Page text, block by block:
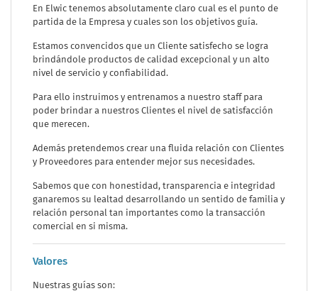
En Elwic tenemos absolutamente claro cual es el punto de
partida de la Empresa y cuales son los objetivos guía.
Estamos convencidos que un Cliente satisfecho se logra
brindándole productos de calidad excepcional y un alto
nivel de servicio y confiabilidad.
Para ello instruimos y entrenamos a nuestro staff para
poder brindar a nuestros Clientes el nivel de satisfacción
que merecen.
Además pretendemos crear una fluida relación con Clientes
y Proveedores para entender mejor sus necesidades.
Sabemos que con honestidad, transparencia e integridad
ganaremos su lealtad desarrollando un sentido de familia y
relación personal tan importantes como la transacción
comercial en si misma.
Valores
Nuestras guías son: